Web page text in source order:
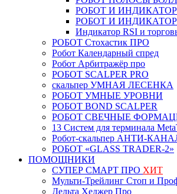
РОБОТ И ИНДИКАТОР
РОБОТ И
Индикатор RSI и
РОБОТ Стохастик ПРО
Робот Календарный спред
Робот Арбитражёр про
РОБОТ SCALPER PRO
скальпер УМНАЯ ЛЕСЕНКА
РОБОТ УМНЫЕ УРОВНИ
РОБОТ BOND SCALPER
РОБОТ СВЕЧНЫЕ
13 Систем для терминала
Робот-скальпер АНТИ-
РОБОТ «GLASS TRADER-2»
ПОМОЩНИКИ
СУПЕР СМАРТ ПРО ХИТ
Мульти-Трейлинг Стоп и
Дельта Хеджер Про